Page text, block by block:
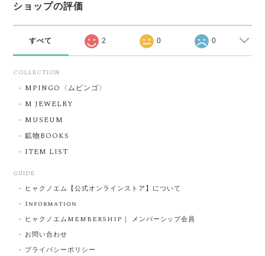
ショップの評価
すべて 2 0 0
COLLECTION
MPINGO〈ムピンゴ〉
M JEWELRY
MUSEUM
鉱物BOOKS
ITEM LIST
GUIDE
ヒャクノエム【公式オンラインストア】について
Information
ヒャクノエムMEMBERSHIP｜ メンバーシップ会員
お問い合わせ
プライバシーポリシー